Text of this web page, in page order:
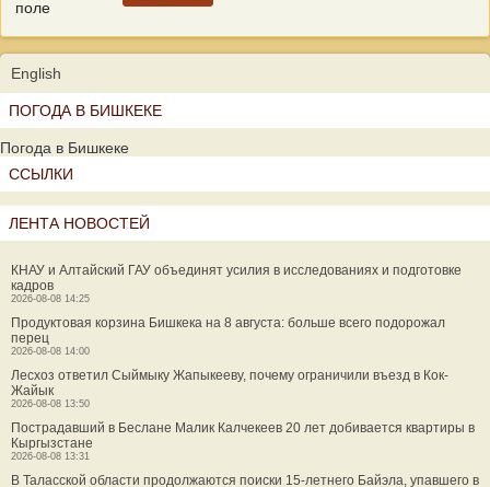
поле
English
ПОГОДА В БИШКЕКЕ
Погода в Бишкеке
ССЫЛКИ
ЛЕНТА НОВОСТЕЙ
КНАУ и Алтайский ГАУ объединят усилия в исследованиях и подготовке
кадров
2026-08-08 14:25
Продуктовая корзина Бишкека на 8 августа: больше всего подорожал
перец
2026-08-08 14:00
Лесхоз ответил Сыймыку Жапыкееву, почему ограничили въезд в Кок-
Жайык
2026-08-08 13:50
Пострадавший в Беслане Малик Калчекеев 20 лет добивается квартиры в
Кыргызстане
2026-08-08 13:31
В Таласской области продолжаются поиски 15-летнего Байэла, упавшего в